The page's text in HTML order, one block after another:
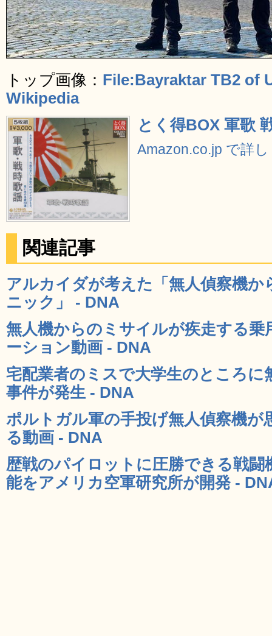
トップ画像： File:Bayraktar TB2 of
Wikipedia
とく得BOX 軍歌
Amazon.co.jp で詳
関連記事
アルカイダが考えた「無人偵察機
ニック」 - DNA
無人機からのミサイルが疾走する乗
ーション動画 - DNA
宅配業者のミスで大学生のところに
事件が発生 - DNA
ポルトガル軍の手投げ無人偵察機が
る動画 - DNA
歴戦のパイロットに圧勝できる戦闘
能をアメリカ空軍研究所が開発 -